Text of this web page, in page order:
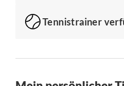
Tennistrainer